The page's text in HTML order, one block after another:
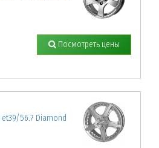
Посмотреть цены
et39/56.7 Diamond